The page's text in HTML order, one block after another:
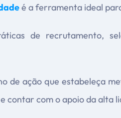
é a ferramenta ideal
de recrutamento,
de ação que estabeleça
contar com o apoio da alta